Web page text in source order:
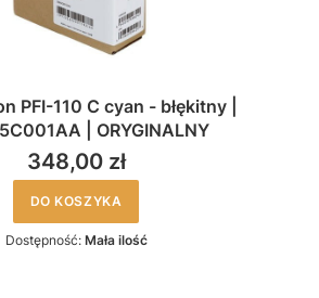
PFI-110 C cyan - błękitny |
| ORYGINALNY
348,00 zł
DO KOSZYKA
Dostępność: Mała ilość